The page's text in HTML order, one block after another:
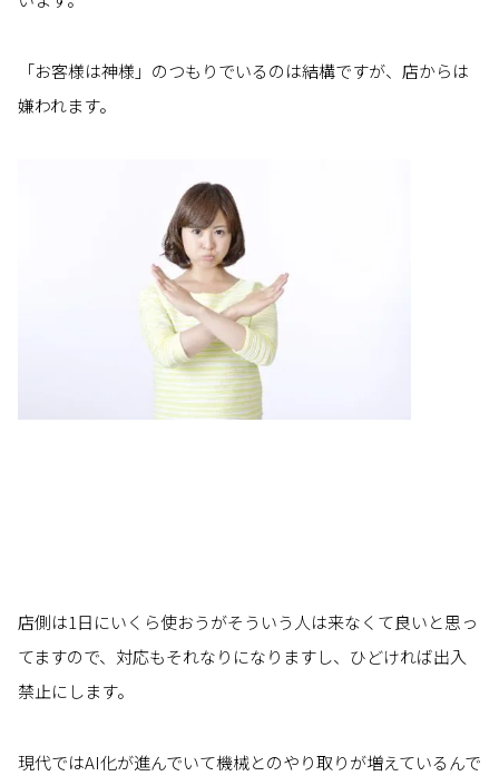
「お客様は神様」のつもりでいるのは結構ですが、店からは
嫌われます。
店側は1日にいくら使おうがそういう人は来なくて良いと思っ
てますので、対応もそれなりになりますし、ひどければ出入
禁止にします。
現代ではAI化が進んでいて機械とのやり取りが増えているんで